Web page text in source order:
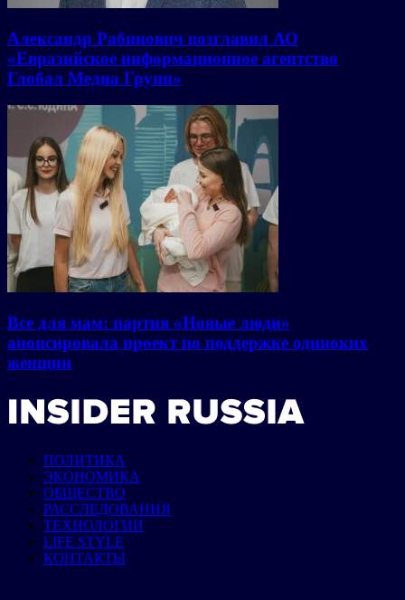
Александр Рабинович возглавил АО
«Евразийское информационное агентство
Глобал Медиа Групп»
Все для мам: партия «Новые люди»
анонсировала проект по поддержке одиноких
женщин
ПОЛИТИКА
ЭКОНОМИКА
ОБЩЕСТВО
РАССЛЕДОВАНИЯ
ТЕХНОЛОГИИ
LIFE STYLE
КОНТАКТЫ